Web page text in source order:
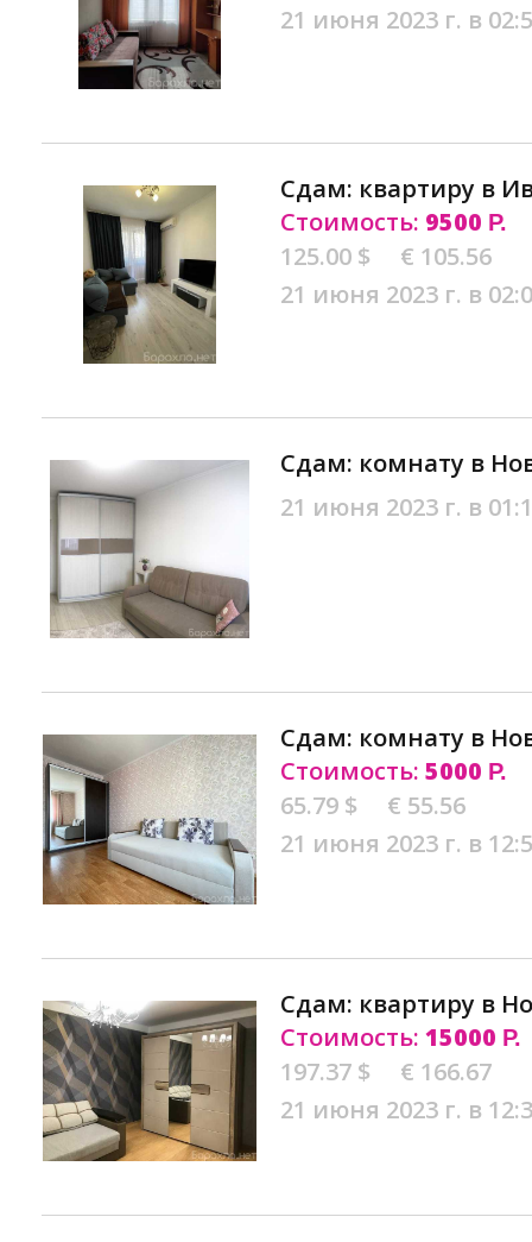
21 июня 2023 г. в
Сдам: квартиру в
Стоимость: 9500 Р.
125.00 $
€ 105.56
21 июня 2023 г. в
Сдам: комнату в
21 июня 2023 г. в
Сдам: комнату в
Стоимость: 5000 Р.
65.79 $
€ 55.56
21 июня 2023 г. в
Сдам: квартиру в
Стоимость: 15000 Р.
197.37 $
€ 166.67
21 июня 2023 г. в